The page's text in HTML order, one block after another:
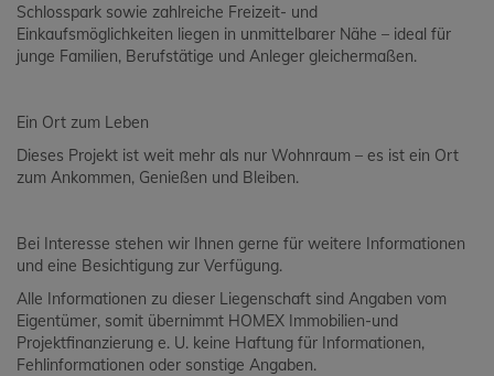
Schlosspark sowie zahlreiche Freizeit- und
Einkaufsmöglichkeiten liegen in unmittelbarer Nähe – ideal für
junge Familien, Berufstätige und Anleger gleichermaßen.
Ein Ort zum Leben
Dieses Projekt ist weit mehr als nur Wohnraum – es ist ein Ort
zum Ankommen, Genießen und Bleiben.
Bei Interesse stehen wir Ihnen gerne für weitere Informationen
und eine Besichtigung zur Verfügung.
Alle Informationen zu dieser Liegenschaft sind Angaben vom
Eigentümer, somit übernimmt HOMEX Immobilien-und
Projektfinanzierung e. U. keine Haftung für Informationen,
Fehlinformationen oder sonstige Angaben.